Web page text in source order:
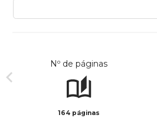
Nº de páginas
164 páginas